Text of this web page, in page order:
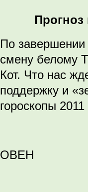
Прогноз
По завершении
смену белому
Кот. Что нас
поддержку и
гороскопы
ОВЕН